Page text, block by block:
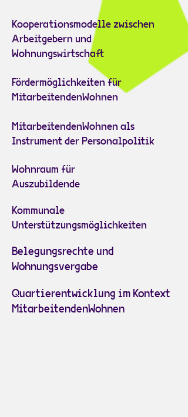
Kooperationsmodelle zwischen
Arbeitgebern und
Wohnungswirtschaft
Fördermöglichkeiten für
MitarbeitendenWohnen
MitarbeitendenWohnen als
Instrument der Personalpolitik
Wohnraum für
Auszubildende
Kommunale
Unterstützungsmöglichkeiten
Belegungsrechte und
Wohnungsvergabe
Quartierentwicklung im Kontext
MitarbeitendenWohnen